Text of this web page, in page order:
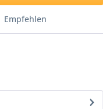
Empfehlen